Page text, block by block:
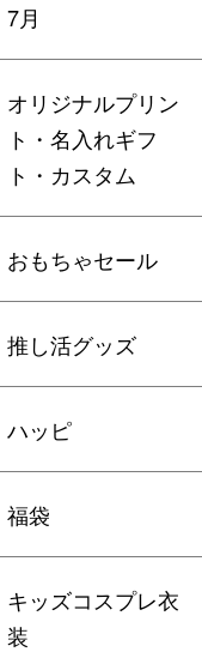
7月
オリジナルプリン
ト・名入れギフ
ト・カスタム
おもちゃセール
推し活グッズ
ハッピ
福袋
キッズコスプレ衣
装